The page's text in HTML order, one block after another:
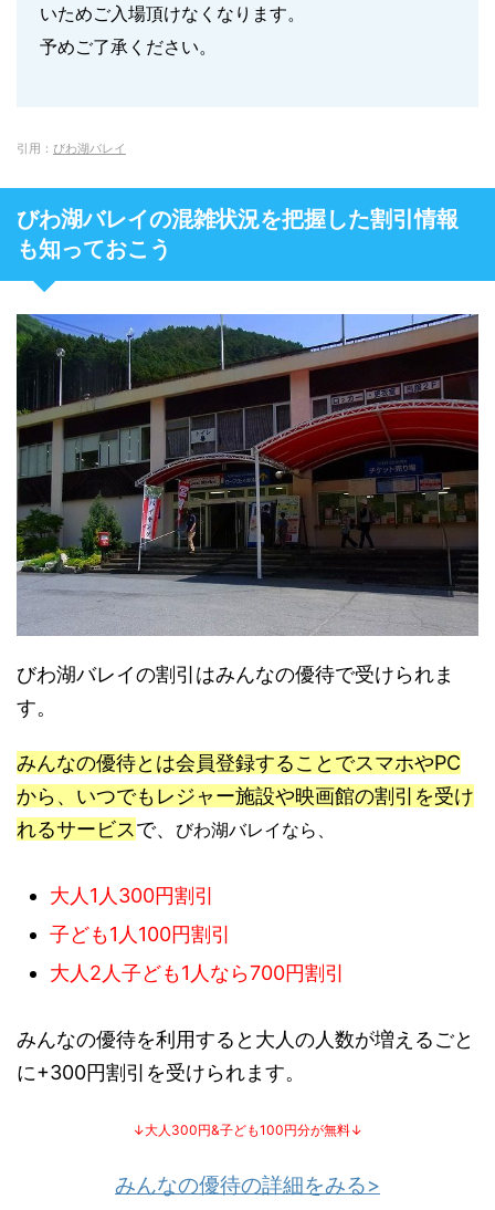
いためご入場頂けなくなります。
予めご了承ください。
引用： びわ湖バレイ
びわ湖バレイの混雑状況を把握した割引情報
も知っておこう
びわ湖バレイの割引はみんなの優待で受けられま
す。
みんなの優待とは会員登録することでスマホやPC
から、いつでもレジャー施設や映画館の割引を受け
れるサービスで、 びわ湖バレイなら、
大人1人300円割引
子ども1人100円割引
大人2人子ども1人なら700円割引
みんなの優待を利用すると大人の人数が増えるごと
に+300円割引を受けられます。
↓大人300円&子ども100円分が無料↓
みんなの優待の詳細をみる>